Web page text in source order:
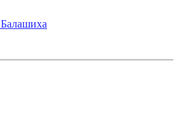
Балашиха